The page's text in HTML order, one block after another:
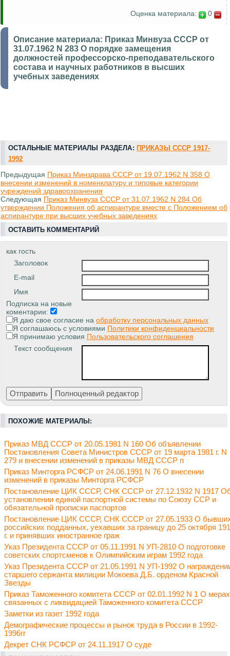
Оценка материала: 0
Описание материала: Приказ Минвуза СССР от
31.07.1962 N 283 О порядке замещения
должностей профессорско-преподавательского
состава и научных работников в высших
учебных заведениях
ОСТАЛЬНЫЕ МАТЕРИАЛЫ РАЗДЕЛА: ПРИКАЗЫ СССР 1917-
1992
Предыдущая Приказ Минздрава СССР от 19.07.1962 N 358 О
внесении изменений в номенклатуру и типовые категории
учреждений здравоохранения
Следующая Приказ Минвуза СССР от 31.07.1962 N 284 Об
утверждении Положения об аспирантуре вместе с Положением об
аспирантуре при высших учебных заведениях
ОСТАВИТЬ КОММЕНТАРИЙ
как гость
Заголовок
E-mail
Имя
Подписка на новые
коментарии:
Я даю свое согласие на обработку персональных данных
Я соглашаюсь с условиями Политики конфиденциальности
Я принимаю условия Пользовательского соглашения
Текст сообщения
ПОХОЖИЕ МАТЕРИАЛЫ:
Приказ МВД СССР от 20.05.1981 N 160 Об объявлении
Постановления Совета Министров СССР от 19 марта 1981 г. N
279 и внесении изменений в приказы МВД СССР п
Приказ Минторга РСФСР от 24.06.1991 N 76 О внесении
изменений в приказы Минторга РСФСР
Постановление ЦИК СССР, СНК СССР от 27.12.1932 N 1917
установлении единой паспортной системы по Союзу ССР и
обязательной прописки паспортов
Постановление ЦИК СССР, СНК СССР от 27.05.1933 О
российских подданных, уехавших за границу до 25 октября
г. и принявших иностранное граж
Указ Президента СССР от 05.11.1991 N УП-2810 О подготовке
советских спортсменов к Олимпийским играм 1992 года
Указ Президента СССР от 21.05.1991 N УП-1992 О
старшего сержанта милиции Мокоева Д.Б. орденом Красной
Звезды
Приказ Таможенного комитета СССР от 02.01.1992 N 1 О
связанных с ликвидацией Таможенного комитета СССР
Заметки из газет 1992 года
Демографические процессы и рынок труда в России в 1992-
1996гг
Декрет СНК РСФСР от 24.11.1917 О суде